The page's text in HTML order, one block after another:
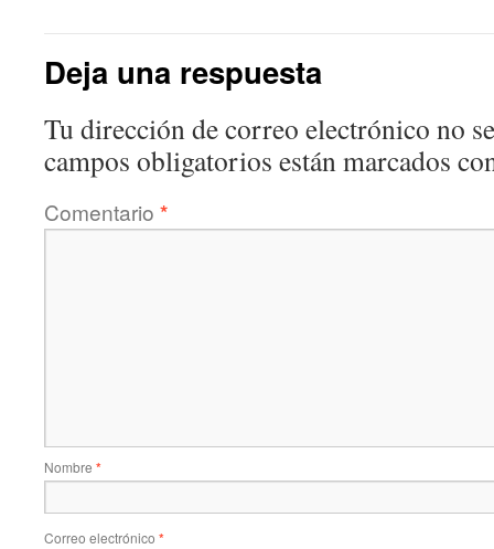
Deja una respuesta
Tu dirección de correo electrónico no
campos obligatorios están marcados
Comentario *
Nombre *
Correo electrónico *